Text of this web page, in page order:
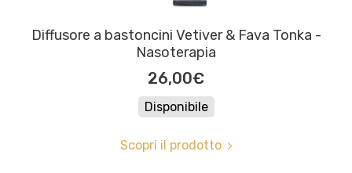
Diffusore a bastoncini Vetiver & Fava Tonka -
Nasoterapia
26,00€
Disponibile
Scopri il prodotto